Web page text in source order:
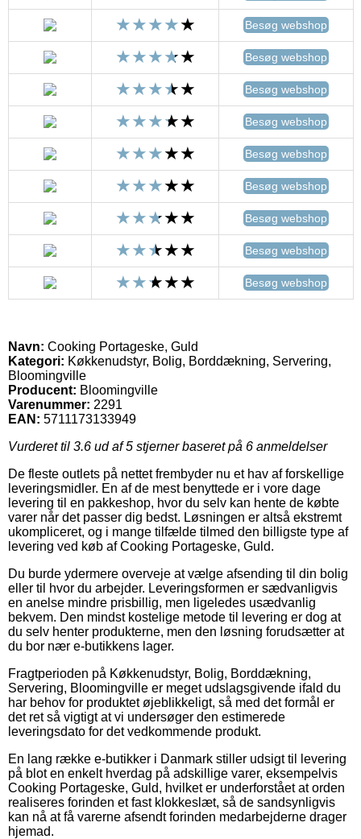
Besøg webshop
Besøg webshop
Besøg webshop
Besøg webshop
Besøg webshop
Besøg webshop
Besøg webshop
Besøg webshop
Besøg webshop
Navn: Cooking Portageske, Guld
Kategori: Køkkenudstyr, Bolig, Borddækning, Servering,
Bloomingville
Producent: Bloomingville
Varenummer: 2291
EAN: 5711173133949
Vurderet til 3.6 ud af 5 stjerner baseret på 6 anmeldelser
De fleste outlets på nettet frembyder nu et hav af forskellige
leveringsmidler. En af de mest benyttede er i vore dage
levering til en pakkeshop, hvor du selv kan hente de købte
varer når det passer dig bedst. Løsningen er altså ekstremt
ukompliceret, og i mange tilfælde tilmed den billigste type af
levering ved køb af Cooking Portageske, Guld.
Du burde ydermere overveje at vælge afsending til din bolig
eller til hvor du arbejder. Leveringsformen er sædvanligvis
en anelse mindre prisbillig, men ligeledes usædvanlig
bekvem. Den mindst kostelige metode til levering er dog at
du selv henter produkterne, men den løsning forudsætter at
du bor nær e-butikkens lager.
Fragtperioden på Køkkenudstyr, Bolig, Borddækning,
Servering, Bloomingville er meget udslagsgivende ifald du
har behov for produktet øjeblikkeligt, så med det formål er
det ret så vigtigt at vi undersøger den estimerede
leveringsdato for det vedkommende produkt.
En lang række e-butikker i Danmark stiller udsigt til levering
på blot en enkelt hverdag på adskillige varer, eksempelvis
Cooking Portageske, Guld, hvilket er underforstået at orden
realiseres forinden et fast klokkeslæt, så de sandsynligvis
kan nå at få varerne afsendt forinden medarbejderne drager
hjemad.